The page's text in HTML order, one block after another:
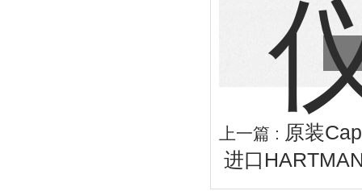
上一篇 : 原装
进口